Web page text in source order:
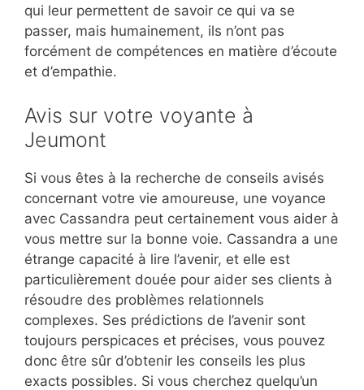
qui leur permettent de savoir ce qui va se
passer, mais humainement, ils n’ont pas
forcément de compétences en matière d’écoute
et d’empathie.
Avis sur votre voyante à
Jeumont
Si vous êtes à la recherche de conseils avisés
concernant votre vie amoureuse, une voyance
avec Cassandra peut certainement vous aider à
vous mettre sur la bonne voie. Cassandra a une
étrange capacité à lire l’avenir, et elle est
particulièrement douée pour aider ses clients à
résoudre des problèmes relationnels
complexes. Ses prédictions de l’avenir sont
toujours perspicaces et précises, vous pouvez
donc être sûr d’obtenir les conseils les plus
exacts possibles. Si vous cherchez quelqu’un